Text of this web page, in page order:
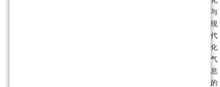
与
现
代
化
气
息
的